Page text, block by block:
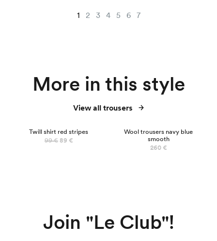
1 2 3 4 5 6 7
More in this style
View all trousers
Twill shirt red stripes
99 €89 €
Wool trousers navy blue
smooth
260 €
Join "Le Club"!